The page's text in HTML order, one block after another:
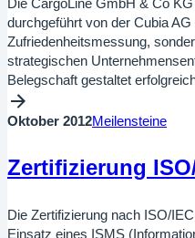
Die CargoLine GmbH & Co
durchgeführt von der Cubia
Zufriedenheitsmessung,
strategischen
Belegschaft gestaltet
Oktober 2012Meilensteine
Zertifizierung
Die Zertifizierung nach ISO/
Einsatz eines ISMS